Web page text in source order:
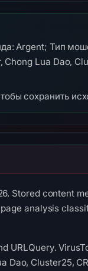
Argent; Тип
Lua Dao,
сохранить
Stored content
analysis
URLQuery.
Cluster25,